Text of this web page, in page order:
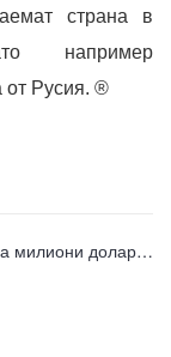
страна в
например
от Русия. ®
Запознайте се с Wizard Spider, бандата за милиони долари зад Conti, злонамерен софтуер Ryuk